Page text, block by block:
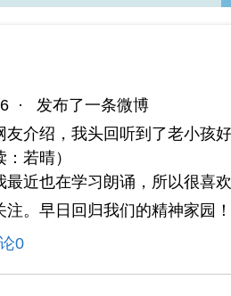
·
发布了一条微博
友介绍，我头回听到了老小孩
若晴）
最近也在学习朗诵，所以很喜
注。早日回归我们的精神家园！
0